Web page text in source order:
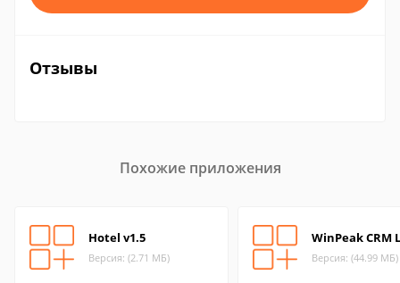
Отзывы
Похожие приложения
Hotel v1.5
Версия: (2.71 МБ)
WinPeak CRM
Версия: (44.99 МБ)